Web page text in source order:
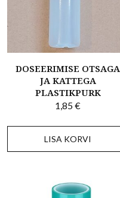
DOSEERIMISE OTSAGA
JA KATTEGA
PLASTIKPURK
1,85€
LISA KORVI